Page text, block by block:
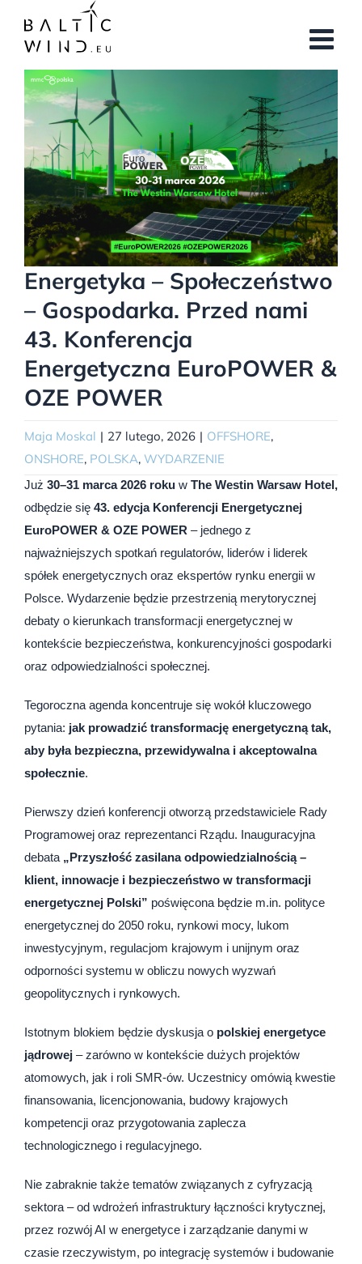
zawartości
Pokaż
większy
obrazek
Energetyka – Społeczeństwo
– Gospodarka. Przed nami
43. Konferencja
Energetyczna EuroPOWER &
OZE POWER
Maja Moskal | 27 lutego, 2026 | OFFSHORE,
ONSHORE, POLSKA, WYDARZENIE
Już 30–31 marca 2026 roku w The Westin Warsaw Hotel,
odbędzie się 43. edycja Konferencji Energetycznej
EuroPOWER & OZE POWER – jednego z
najważniejszych spotkań regulatorów, liderów i liderek
spółek energetycznych oraz ekspertów rynku energii w
Polsce. Wydarzenie będzie przestrzenią merytorycznej
debaty o kierunkach transformacji energetycznej w
kontekście bezpieczeństwa, konkurencyjności gospodarki
oraz odpowiedzialności społecznej.
Tegoroczna agenda koncentruje się wokół kluczowego
pytania: jak prowadzić transformację energetyczną tak,
aby była bezpieczna, przewidywalna i akceptowalna
społecznie.
Pierwszy dzień konferencji otworzą przedstawiciele Rady
Programowej oraz reprezentanci Rządu. Inauguracyjna
debata „Przyszłość zasilana odpowiedzialnością –
klient, innowacje i bezpieczeństwo w transformacji
energetycznej Polski” poświęcona będzie m.in. polityce
energetycznej do 2050 roku, rynkowi mocy, lukom
inwestycyjnym, regulacjom krajowym i unijnym oraz
odporności systemu w obliczu nowych wyzwań
geopolitycznych i rynkowych.
Istotnym blokiem będzie dyskusja o polskiej energetyce
jądrowej – zarówno w kontekście dużych projektów
atomowych, jak i roli SMR-ów. Uczestnicy omówią kwestie
finansowania, licencjonowania, budowy krajowych
kompetencji oraz przygotowania zaplecza
technologicznego i regulacyjnego.
Nie zabraknie także tematów związanych z cyfryzacją
sektora – od wdrożeń infrastruktury łączności krytycznej,
przez rozwój AI w energetyce i zarządzanie danymi w
czasie rzeczywistym, po integrację systemów i budowanie